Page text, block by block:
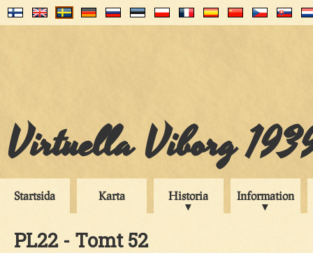
Virtuella Viborg
Startsida Karta Historia Information
PL22 - Tomt 52